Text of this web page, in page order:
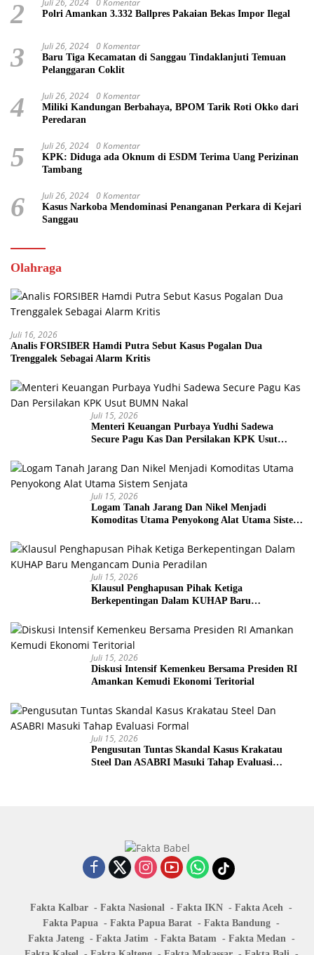
2 Polri Amankan 3.332 Ballpres Pakaian Bekas Impor Ilegal
3 Juli 26, 2024 0 Komentar
Baru Tiga Kecamatan di Sanggau Tindaklanjuti Temuan
Pelanggaran Coklit
4 Juli 26, 2024 0 Komentar
Miliki Kandungan Berbahaya, BPOM Tarik Roti Okko dari
Peredaran
5 Juli 26, 2024 0 Komentar
KPK: Diduga ada Oknum di ESDM Terima Uang Perizinan
Tambang
6 Juli 26, 2024 0 Komentar
Kasus Narkoba Mendominasi Penanganan Perkara di Kejari
Sanggau
Olahraga
Juli 16, 2026
Analis FORSIBER Hamdi Putra Sebut Kasus Pogalan Dua
Trenggalek Sebagai Alarm Kritis
Juli 15, 2026
Menteri Keuangan Purbaya Yudhi Sadewa
Secure Pagu Kas Dan Persilakan KPK Usut
Juli 15, 2026
Logam Tanah Jarang Dan Nikel Menjadi
Komoditas Utama Penyokong Alat Utama Sistem
Juli 15, 2026
Klausul Penghapusan Pihak Ketiga
Berkepentingan Dalam KUHAP Baru
Juli 15, 2026
Diskusi Intensif Kemenkeu Bersama Presiden RI
Amankan Kemudi Ekonomi Teritorial
Juli 15, 2026
Pengusutan Tuntas Skandal Kasus Krakatau
Steel Dan ASABRI Masuki Tahap Evaluasi
Fakta Kalbar Fakta Nasional Fakta IKN
Fakta Aceh
Fakta Papua
Fakta Papua Barat
Fakta Bandung
Fakta Jateng
Fakta Jatim Fakta Batam
Fakta Medan